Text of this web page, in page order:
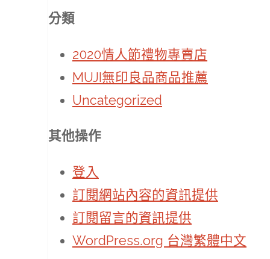
分類
2020情人節禮物專賣店
MUJI無印良品商品推薦
Uncategorized
其他操作
登入
訂閱網站內容的資訊提供
訂閱留言的資訊提供
WordPress.org 台灣繁體中文